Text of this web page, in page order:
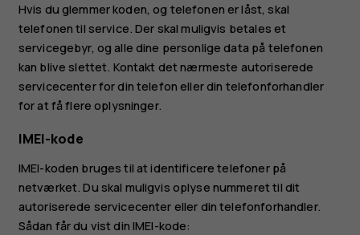
Hvis du glemmer koden, og telefonen er låst, skal
telefonen til service. Der skal muligvis betales et
servicegebyr, og alle dine personlige data på telefonen
kan blive slettet. Kontakt det nærmeste autoriserede
servicecenter for din telefon eller din telefonforhandler
for at få flere oplysninger.
IMEI-kode
IMEI-koden bruges til at identificere telefoner på
netværket. Du skal muligvis oplyse nummeret til dit
autoriserede servicecenter eller din telefonforhandler.
Sådan får du vist din IMEI-kode: